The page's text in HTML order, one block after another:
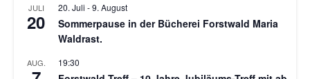
JULI
20
20. Juli -9. August
Sommerpause in der Bücherei Forstwald Maria
Waldrast.
AUG. 19:30